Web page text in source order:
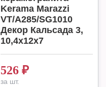
Kerama Marazzi
VT/A285/SG1010
Декор Кальсада 3,
10,4x12x7
526 ₽
за шт.